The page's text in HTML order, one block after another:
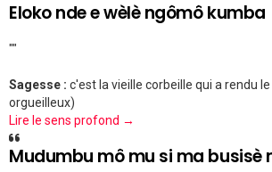
Eloko nde e wèlè ngômô kumba
""
Sagesse : c'est la vieille corbeille qui a rendu
orgueilleux)
Lire le sens profond →
Mudumbu mô mu si ma busisè